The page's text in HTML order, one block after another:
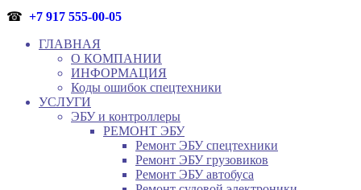
☎ +7 917 555-00-05
ГЛАВНАЯ
О КОМПАНИИ
ИНФОРМАЦИЯ
Коды ошибок спецтехники
УСЛУГИ
ЭБУ и контроллеры
РЕМОНТ ЭБУ
Ремонт ЭБУ спецтехники
Ремонт ЭБУ грузовиков
Ремонт ЭБУ автобуса